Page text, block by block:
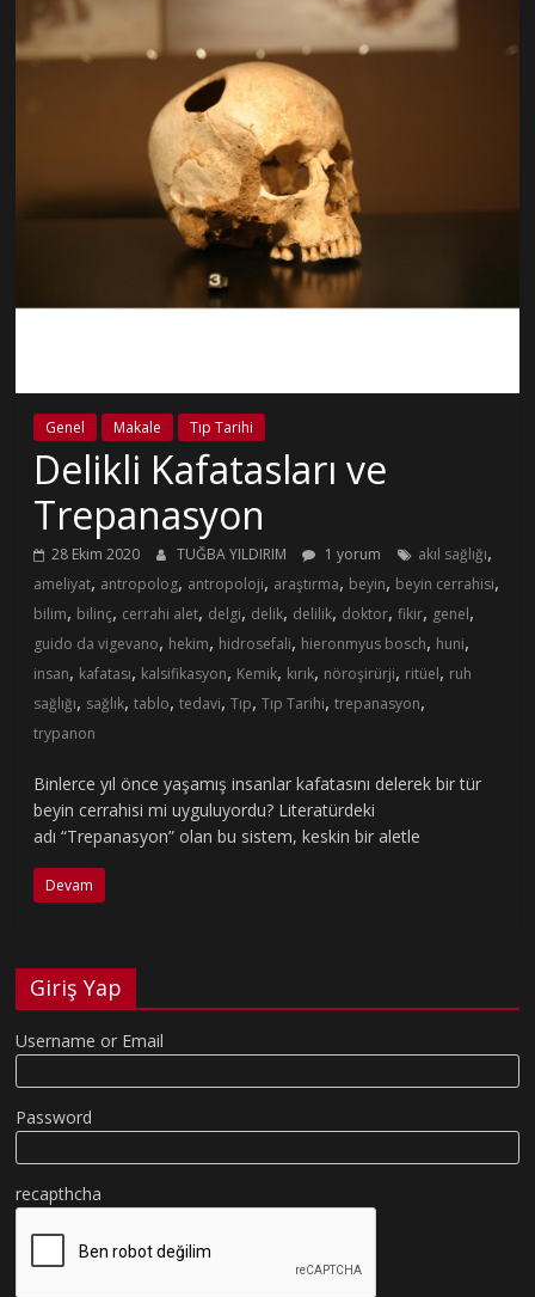
Genel Makale Tıp Tarihi
Delikli Kafatasları ve
Trepanasyon
28 Ekim 2020 TUĞBA YILDIRIM 1 yorum akıl sağlığı,
ameliyat, antropolog, antropoloji, araştırma, beyin, beyin cerrahisi,
bilim, bilinç, cerrahi alet, delgi, delik, delilik, doktor,fikir, genel,
guido da vigevano, hekim, hidrosefali, hieronmyus bosch, huni,
insan, kafatası, kalsifikasyon, Kemik, kırık, nöroşirürji, ritüel, ruh
sağlığı, sağlık,tablo,tedavi,Tıp,Tıp Tarihi,trepanasyon,
trypanon
Binlerce yıl önce yaşamış insanlar kafatasını delerek bir tür
beyin cerrahisi mi uyguluyordu? Literatürdeki
adı “Trepanasyon” olan bu sistem, keskin bir aletle
Devam
Giriş Yap
Username or Email
Password
recapthcha